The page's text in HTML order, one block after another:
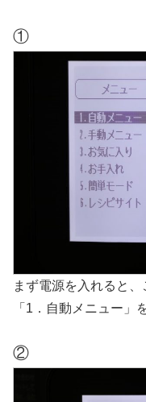
①
まず電源を入れると、
「1．自動メニュー」
②